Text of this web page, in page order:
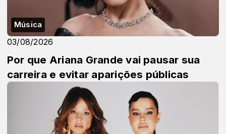
Música
03/08/2026
Por que Ariana Grande vai pausar sua
carreira e evitar aparições públicas